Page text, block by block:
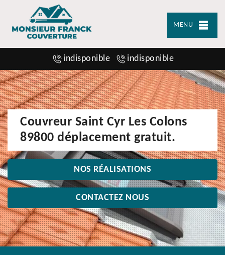
MENU
indisponible indisponible
Couvreur Saint Cyr Les Colons
89800 déplacement gratuit.
NOS RÉALISATIONS
CONTACTEZ NOUS